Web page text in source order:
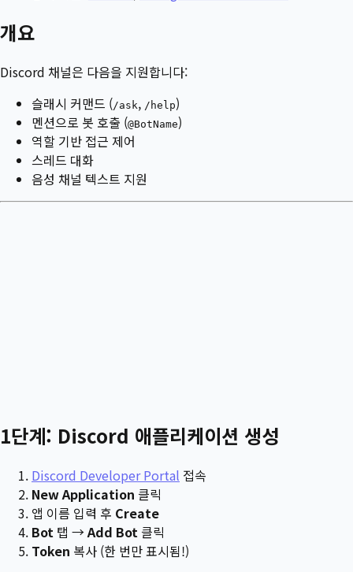
개요
Discord 채널은 다음을 지원합니다:
슬래시 커맨드 (/ask, /help)
멘션으로 봇 호출 (@BotName)
역할 기반 접근 제어
스레드 대화
음성 채널 텍스트 지원
1단계: Discord 애플리케이션 생성
Discord Developer Portal 접속
New Application 클릭
앱 이름 입력 후 Create
Bot 탭 →Add Bot 클릭
Token 복사 (한 번만 표시됨!)